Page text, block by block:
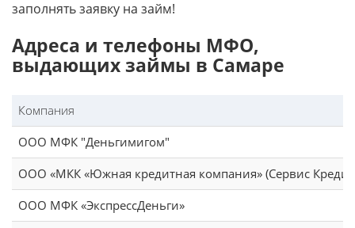
заполнять заявку на займ!
Адреса и телефоны МФО,
выдающих займы в Самаре
Компания
ООО МФК "Деньгимигом"
ООО «МКК «Южная кредитная компания» (Сервис
ООО МФК «ЭкспрессДеньги»